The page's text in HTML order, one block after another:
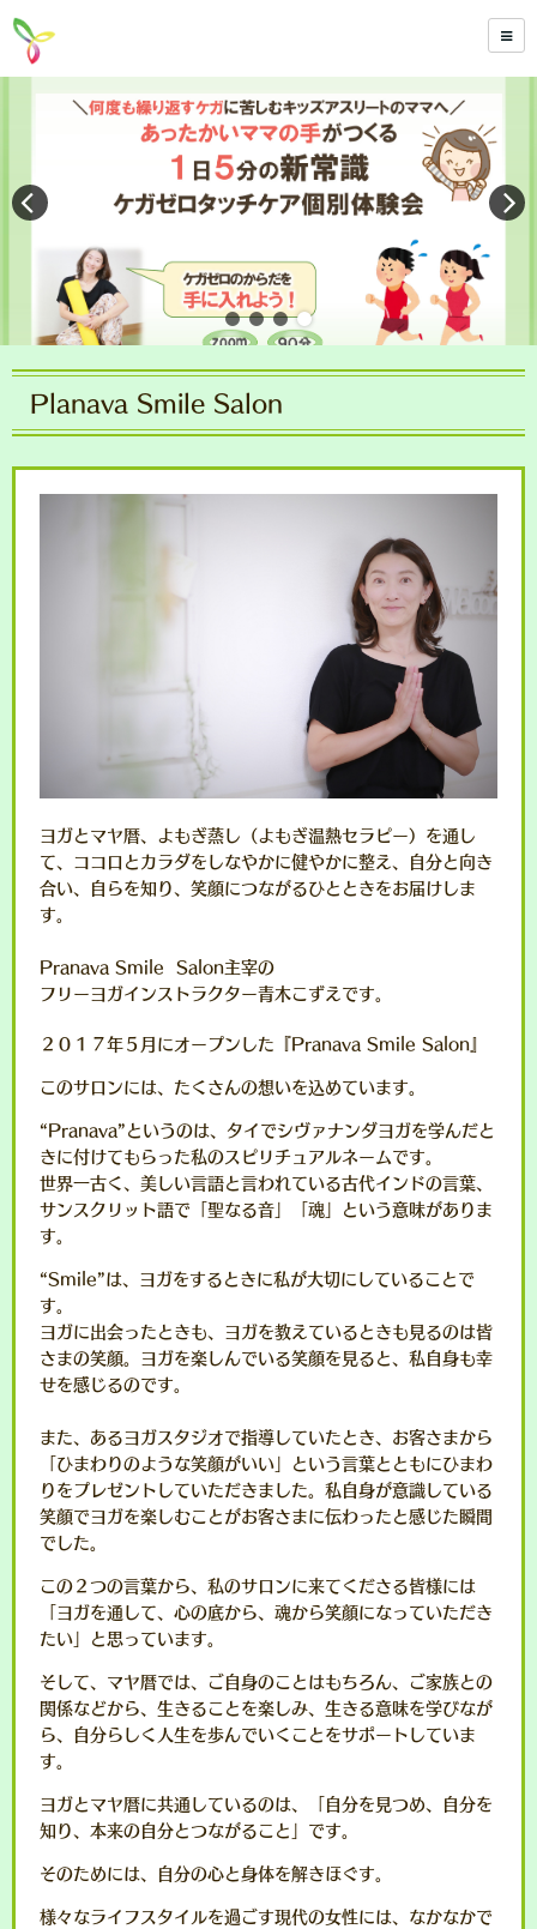
Planava Smile Salon
ヨガとマヤ暦、よもぎ蒸し（よもぎ温熱セラピー）を通し
て、ココロとカラダをしなやかに健やかに整え、自分と向き
合い、自らを知り、笑顔につながるひとときをお届けしま
す。
Pranava Smile Salon主宰の
フリーヨガインストラクター青木こずえです。
２０１７年５月にオープンした『Pranava Smile Salon』
このサロンには、たくさんの想いを込めています。
“Pranava”というのは、タイでシヴァナンダヨガを学んだと
きに付けてもらった私のスピリチュアルネームです。
世界一古く、美しい言語と言われている古代インドの言葉、
サンスクリット語で「聖なる音」「魂」という意味がありま
す。
“Smile”は、ヨガをするときに私が大切にしていることで
す。
ヨガに出会ったときも、ヨガを教えているときも見るのは皆
さまの笑顔。ヨガを楽しんでいる笑顔を見ると、私自身も幸
せを感じるのです。
また、あるヨガスタジオで指導していたとき、お客さまから
「ひまわりのような笑顔がいい」という言葉とともにひまわ
りをプレゼントしていただきました。私自身が意識している
笑顔でヨガを楽しむことがお客さまに伝わったと感じた瞬間
でした。
この２つの言葉から、私のサロンに来てくださる皆様には
「ヨガを通して、心の底から、魂から笑顔になっていただき
たい」と思っています。
そして、マヤ暦では、ご自身のことはもちろん、ご家族との
関係などから、生きることを楽しみ、生きる意味を学びなが
ら、自分らしく人生を歩んでいくことをサポートしていま
す。
ヨガとマヤ暦に共通しているのは、「自分を見つめ、自分を
知り、本来の自分とつながること」です。
そのためには、自分の心と身体を解きほぐす。
様々なライフスタイルを過ごす現代の女性には、なかなかで